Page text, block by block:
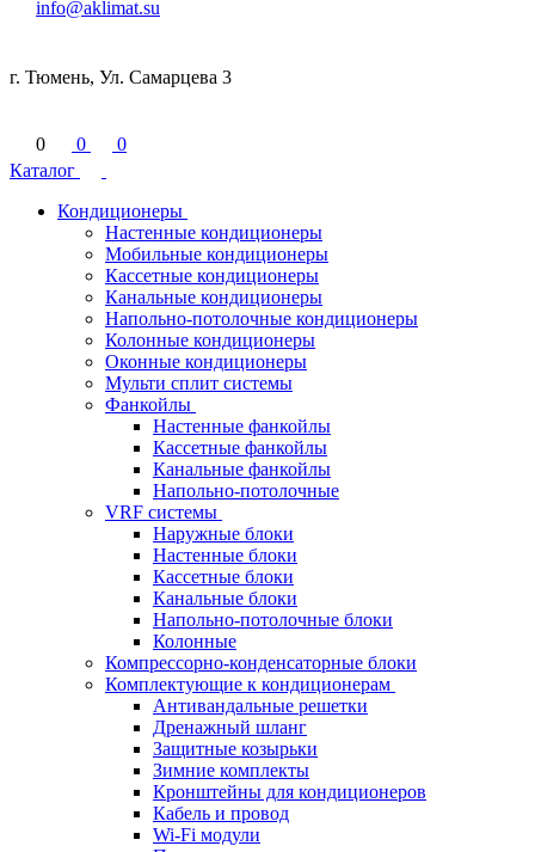
info@aklimat.su
г. Тюмень, Ул. Самарцева 3
0 0
0
Каталог
Кондиционеры
Настенные кондиционеры
Мобильные кондиционеры
Кассетные кондиционеры
Канальные кондиционеры
Напольно-потолочные кондиционеры
Колонные кондиционеры
Оконные кондиционеры
Мульти сплит системы
Фанкойлы
Настенные фанкойлы
Кассетные фанкойлы
Канальные фанкойлы
Напольно-потолочные
VRF системы
Наружные блоки
Настенные блоки
Кассетные блоки
Канальные блоки
Напольно-потолочные блоки
Колонные
Компрессорно-конденсаторные блоки
Комплектующие к кондиционерам
Антивандальные решетки
Дренажный шланг
Защитные козырьки
Зимние комплекты
Кронштейны для кондиционеров
Кабель и провод
Wi-Fi модули